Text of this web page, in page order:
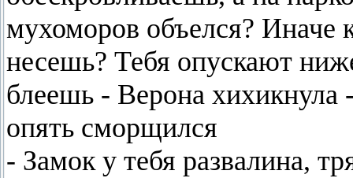
мухоморов объелся? Иначе
несешь? Тебя опускают
блеешь - Верона хихикнула
опять сморщился
- Замок у тебя развалина,